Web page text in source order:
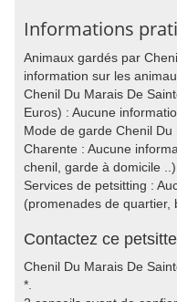
Informations
Animaux gardés par
information sur les
Chenil Du Marais De
Euros) : Aucune
Mode de garde Chenil
Charente : Aucune
chenil, garde à domicile ..).
Services de petsitting :
(promenades de quartier,
Contactez ce
Chenil Du Marais De
*.